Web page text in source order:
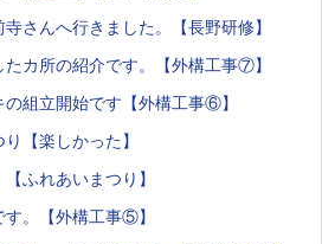
さんへ行きました。【長野研修】
カ所の紹介です。【外構工事⑦】
組立開始です【外構工事⑥】
【楽しかった】
ふれあいまつり】
。【外構工事⑤】